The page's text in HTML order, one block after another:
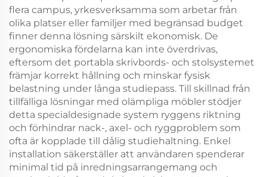
flera campus, yrkesverksamma som arbetar från
olika platser eller familjer med begränsad budget
finner denna lösning särskilt ekonomisk. De
ergonomiska fördelarna kan inte överdrivas,
eftersom det portabla skrivbords- och stolsystemet
främjar korrekt hållning och minskar fysisk
belastning under långa studiepass. Till skillnad från
tillfälliga lösningar med olämpliga möbler stödjer
detta specialdesignade system ryggens riktning
och förhindrar nack-, axel- och ryggproblem som
ofta är kopplade till dålig studiehaltning. Enkel
installation säkerställer att användaren spenderar
minimal tid på inredningsarrangemang och